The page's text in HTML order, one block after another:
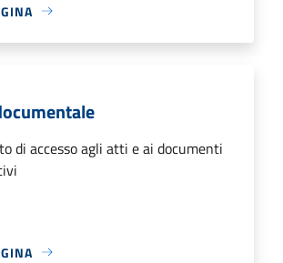
di accesso agli atti e ai documenti